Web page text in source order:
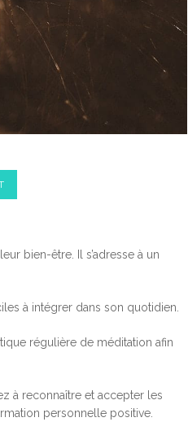
bien-être. Il s’adresse à un
à intégrer dans son quotidien.
régulière de méditation afin
à reconnaître et accepter les
personnelle positive.